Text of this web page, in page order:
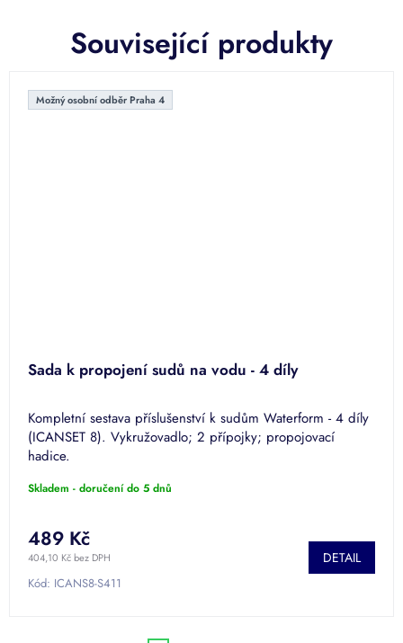
Související produkty
Možný osobní odběr Praha 4
Sada k propojení sudů na vodu - 4 díly
Kompletní sestava příslušenství k sudům Waterform - 4 díly
(ICANSET 8). Vykružovadlo; 2 přípojky; propojovací
hadice.
Skladem - doručení do 5 dnů
404,10 Kč bez DPH
489 Kč
DETAIL
Kód: ICANS8-S411